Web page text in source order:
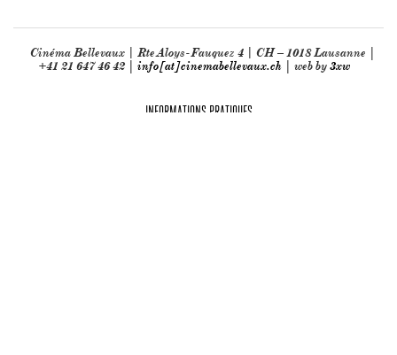
Cinéma Bellevaux | Rte Aloys-Fauquez 4 | CH – 1018 Lausanne |
+41 21 647 46 42 | info[at]cinemabellevaux.ch | web by3xw
INFORMATIONS PRATIQUES